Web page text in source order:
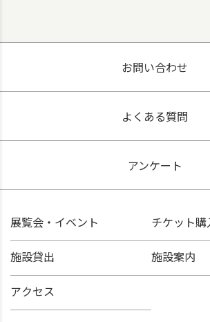
お問い合わせ
よくある質問
アンケート
展覧会・イベント チケット購
施設貸出 施設案内
アクセス